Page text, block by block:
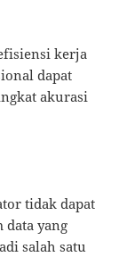
kerja
dapat
akurasi
tidak dapat
data yang
salah satu